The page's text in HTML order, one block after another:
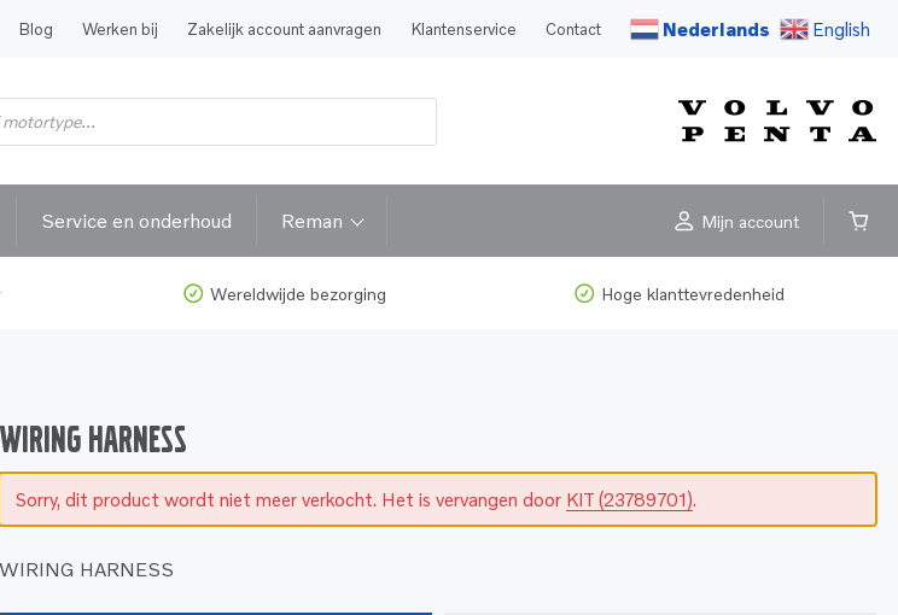
Blog Werken bij Zakelijk account aanvragen Klantenservice Contact Nederlands English
Service en onderhoud Reman Mijn account
Wereldwijde bezorging Hoge klanttevredenheid
WIRING HARNESS
Sorry, dit product wordt niet meer verkocht. Het is vervangen door KIT (23789701).
WIRING HARNESS